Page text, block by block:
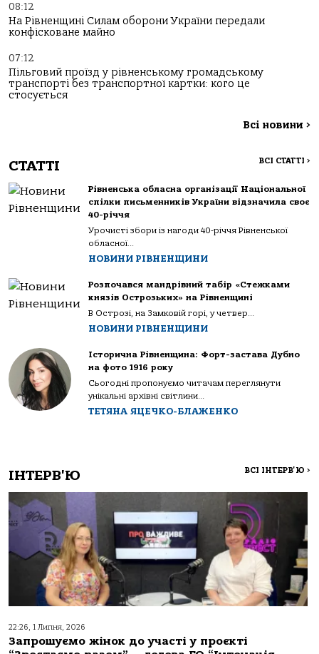
08:12
На Рівненщині Силам оборони України передали
конфісковане майно
07:12
Пільговий проїзд у рівненському громадському
транспорті без транспортної картки: кого це
стосується
Всі новини >
СТАТТІ ВСІ СТАТТІ >
Рівненська обласна організації Національної
спілки письменників України відзначила своє
40-річчя
Урочисті збори із нагоди 40-річчя Рівненської
обласної...
НОВИНИ РІВНЕНЩИНИ
Розпочався мандрівний табір «Стежками
князів Острозьких» на Рівненщині
В Острозі, на Замковій горі, у четвер...
НОВИНИ РІВНЕНЩИНИ
Історична Рівненщина: Форт-застава Дубно
на фото 1916 року
Сьогодні пропонуємо читачам переглянути
унікальні архівні світлини...
ТЕТЯНА ЯЦЕЧКО-БЛАЖЕНКО
ІНТЕРВ'Ю ВСІ ІНТЕРВ'Ю >
22:26, 1 Липня, 2026
Запрошуємо жінок до участі у проєкті